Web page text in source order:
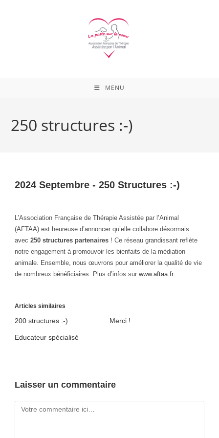
MENU
250 structures :-)
2024 Septembre - 250 Structures :-)
L’Association Française de Thérapie Assistée par l’Animal
(AFTAA) est heureuse d’annoncer qu’elle collabore désormais
avec 250 structures partenaires ! Ce réseau grandissant reflète
notre engagement à promouvoir les bienfaits de la médiation
animale. Ensemble, nous œuvrons pour améliorer la qualité de vie
de nombreux bénéficiaires. Plus d’infos sur www.aftaa.fr.
Articles similaires
200 structures :-) Merci !
Educateur spécialisé
Laisser un commentaire
Comment